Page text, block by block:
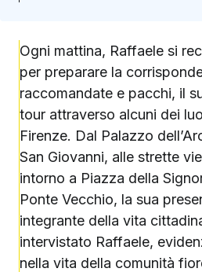
Ogni mattina, Raffaele si
per preparare la
raccomandate e pacchi, il
tour attraverso alcuni dei
Firenze. Dal Palazzo
San Giovanni, alle strette
intorno a Piazza della
Ponte Vecchio, la sua
integrante della vita
intervistato Raffaele,
nella vita della comunità